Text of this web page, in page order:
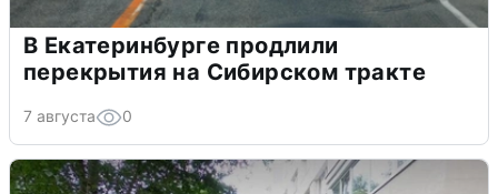
В Екатеринбурге продлили
перекрытия на Сибирском тракте
7 августа 0